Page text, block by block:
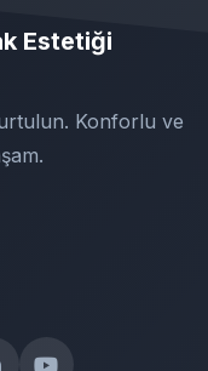
Estetiği
Konforlu ve